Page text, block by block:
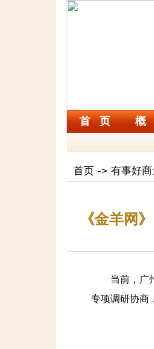
首 页 概
首页 -> 有事好
《金羊网
当前，广州
专项调研协商